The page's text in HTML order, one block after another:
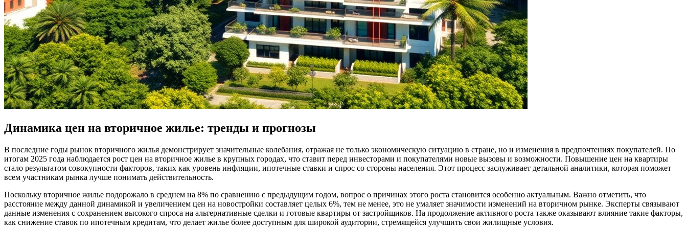
Динамика цен на вторичное жилье: тренды и прогнозы
В последние годы рынок вторичного жилья демонстрирует значительные колебания, отражая не только экономическую ситуацию в стране, но и изменения в предпочтениях покупателей. По
итогам 2025 года наблюдается рост цен на вторичное жилье в крупных городах, что ставит перед инвесторами и покупателями новые вызовы и возможности. Повышение цен на квартиры
стало результатом совокупности факторов, таких как уровень инфляции, ипотечные ставки и спрос со стороны населения. Этот процесс заслуживает детальной аналитики, которая поможет
всем участникам рынка лучше понимать действительность.
Поскольку вторичное жилье подорожало в среднем на 8% по сравнению с предыдущим годом, вопрос о причинах этого роста становится особенно актуальным. Важно отметить, что
расстояние между данной динамикой и увеличением цен на новостройки составляет целых 6%, тем не менее, это не умаляет значимости изменений на вторичном рынке. Эксперты связывают
данные изменения с сохранением высокого спроса на альтернативные сделки и готовые квартиры от застройщиков. На продолжение активного роста также оказывают влияние такие факторы,
как снижение ставок по ипотечным кредитам, что делает жилье более доступным для широкой аудитории, стремящейся улучшить свои жилищные условия.